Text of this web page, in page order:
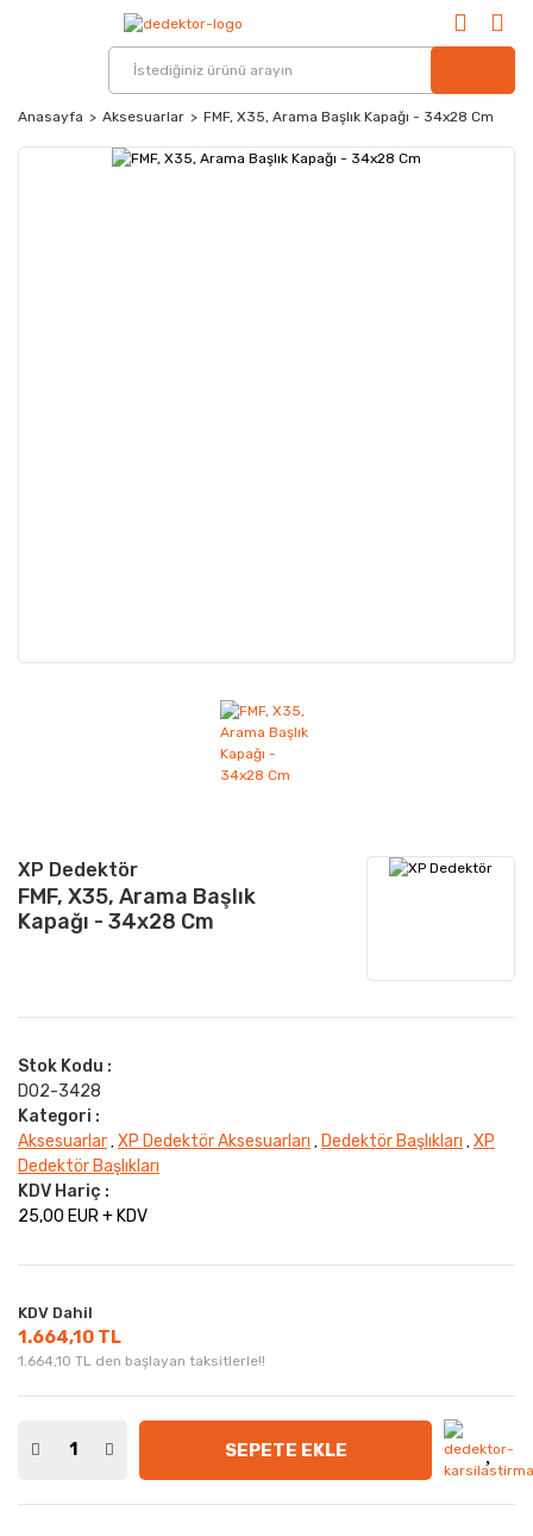
Anasayfa Aksesuarlar FMF, X35, Arama Başlık Kapağı - 34x28 Cm
XP Dedektör
FMF, X35, Arama Başlık
Kapağı - 34x28 Cm
Stok Kodu :
D02-3428
Kategori :
Aksesuarlar , XP Dedektör Aksesuarları , Dedektör Başlıkları , XP
Dedektör Başlıkları
KDV Hariç :
25,00 EUR + KDV
KDV Dahil
1.664,10 TL
1.664,10 TL den başlayan taksitlerle!!
SEPETE EKLE